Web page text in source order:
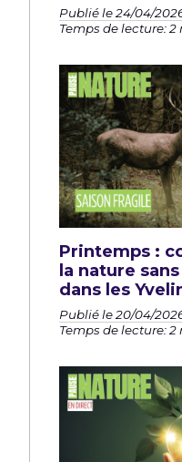
Publié le 24/04/
Temps de lecture: 2
Printemps :
la nature
dans les
Publié le 20/04/
Temps de lecture: 2